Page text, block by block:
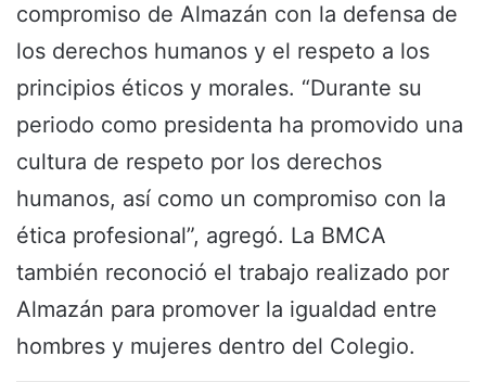
compromiso de Almazán con la defensa de
los derechos humanos y el respeto a los
principios éticos y morales. “Durante su
periodo como presidenta ha promovido una
cultura de respeto por los derechos
humanos, así como un compromiso con la
ética profesional”, agregó. La BMCA
también reconoció el trabajo realizado por
Almazán para promover la igualdad entre
hombres y mujeres dentro del Colegio.